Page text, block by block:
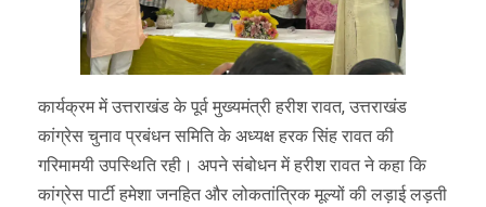
कार्यक्रम में उत्तराखंड के पूर्व मुख्यमंत्री हरीश रावत, उत्तराखंड
कांग्रेस चुनाव प्रबंधन समिति के अध्यक्ष हरक सिंह रावत की
गरिमामयी उपस्थिति रही। अपने संबोधन में हरीश रावत ने कहा कि
कांग्रेस पार्टी हमेशा जनहित और लोकतांत्रिक मूल्यों की लड़ाई लड़ती